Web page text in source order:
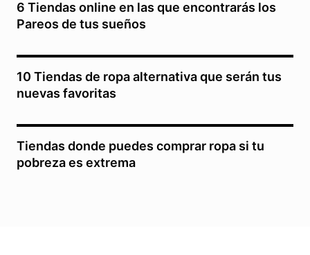
6 Tiendas online en las que encontrarás los
Pareos de tus sueños
10 Tiendas de ropa alternativa que serán tus
nuevas favoritas
Tiendas donde puedes comprar ropa si tu
pobreza es extrema